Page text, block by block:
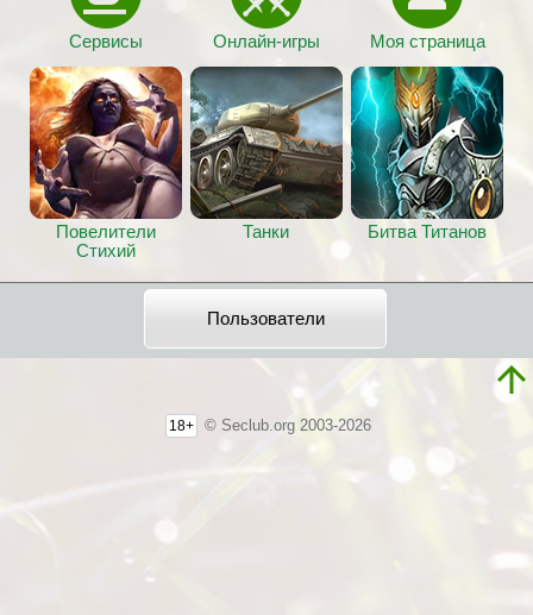
Сервисы Онлайн-игры Моя страница
Повелители
Стихий
Танки Битва Титанов
Пользователи
18+ © Seclub.org 2003-2026